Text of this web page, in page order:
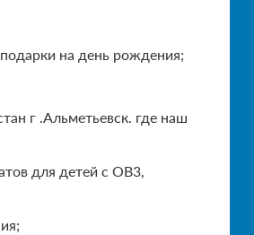
на день рождения;
г .Альметьевск. где наш
для детей с ОВ3,